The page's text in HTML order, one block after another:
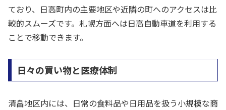
ており、日高町内の主要地区や近隣の町へのアクセスは比
較的スムーズです。札幌方面へは日高自動車道を利用する
ことで移動できます。
日々の買い物と医療体制
清畠地区内には、日常の食料品や日用品を扱う小規模な商